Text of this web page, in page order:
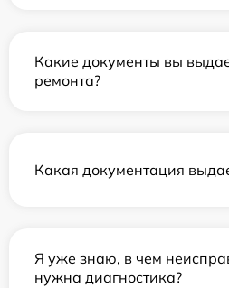
Какие документы вы
ремонта?
Какая документация
Я уже знаю, в чем
нужна диагностика?